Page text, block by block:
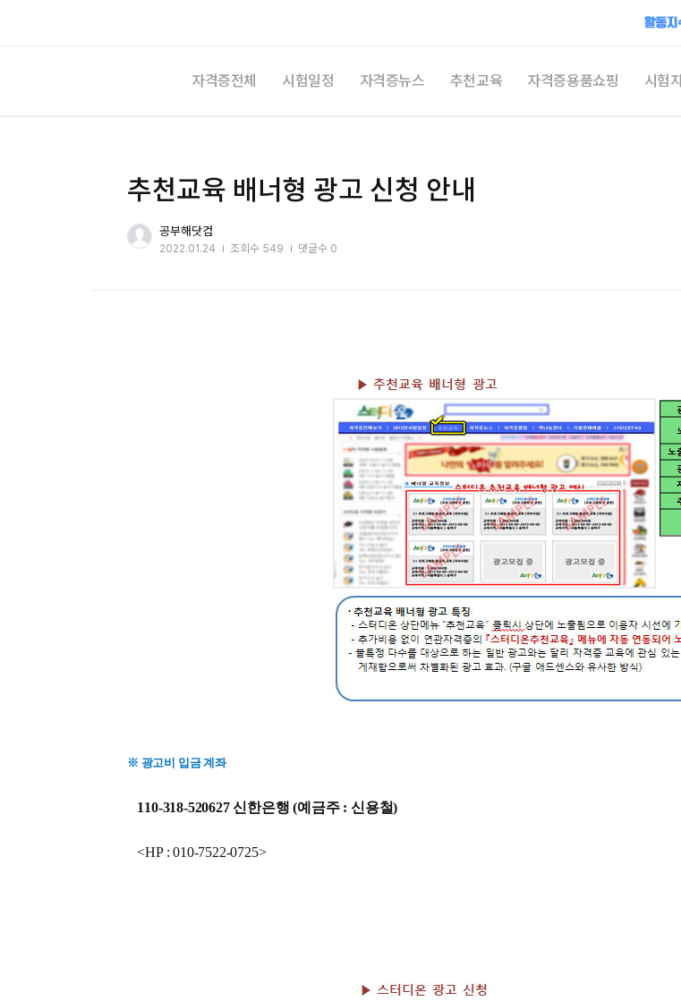
자격증전체 시험일정 자격증뉴스 추천교육 자격증용품쇼핑 시험
추천교육 배너형 광고 신청 안내
공부해닷컴
2022.01.24 조회수 549 댓글수 0
※ 광고비 입금 계좌
110-318-520627 신한은행 (예금주 : 신용철)
<HP : 010-7522-0725>